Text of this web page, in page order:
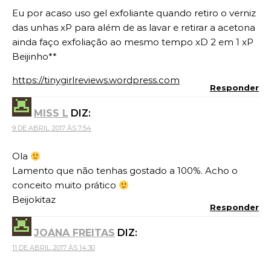
Eu por acaso uso gel exfoliante quando retiro o verniz
das unhas xP para além de as lavar e retirar a acetona
ainda faço exfoliação ao mesmo tempo xD 2 em 1 xP
Beijinho**
https://tinygirlreviews.wordpress.com
Responder
MISS L DIZ:
9 DE ABRIL, 2017 ÀS 7:54
Ola
Lamento que não tenhas gostado a 100%. Acho o
conceito muito prático
Beijokitaz
Responder
JOANA FREITAS DIZ:
11 DE ABRIL, 2017 ÀS 14:30